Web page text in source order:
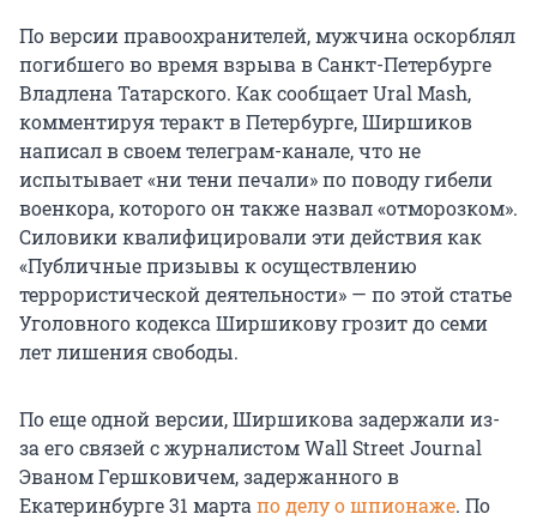
По версии правоохранителей, мужчина оскорблял
погибшего во время взрыва в Санкт-Петербурге
Владлена Татарского. Как сообщает Ural Mash,
комментируя теракт в Петербурге, Ширшиков
написал в своем телеграм-канале, что не
испытывает «ни тени печали» по поводу гибели
военкора, которого он также назвал «отморозком».
Силовики квалифицировали эти действия как
«Публичные призывы к осуществлению
террористической деятельности» — по этой статье
Уголовного кодекса Ширшикову грозит до семи
лет лишения свободы.
По еще одной версии, Ширшикова задержали из-
за его связей с журналистом Wall Street Journal
Эваном Гершковичем, задержанного в
Екатеринбурге 31 мартапо делу о шпионаже. По